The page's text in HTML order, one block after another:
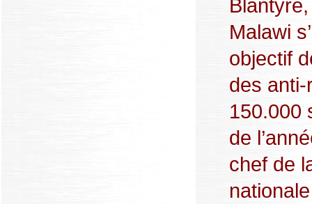
Malawi
objectif
des
150.000
de
chef de